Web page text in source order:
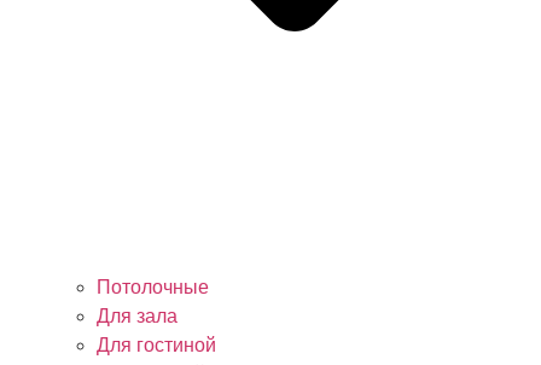
Потолочные
Для зала
Для гостиной